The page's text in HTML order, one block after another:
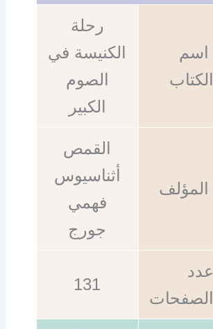
اسم
الكتاب
رحلة
الكنيسة في
الصوم
الكبير
المؤلف
القمص
أثناسيوس
فهمي
جورج
عدد
الصفحات
131